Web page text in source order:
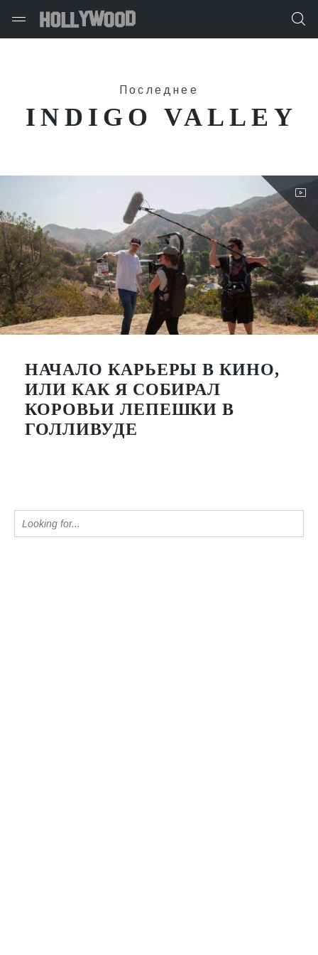
Последнее
INDIGO VALLEY
НАЧАЛО КАРЬЕРЫ В КИНО,
ИЛИ КАК Я СОБИРАЛ
КОРОВЬИ ЛЕПЕШКИ В
ГОЛЛИВУДЕ